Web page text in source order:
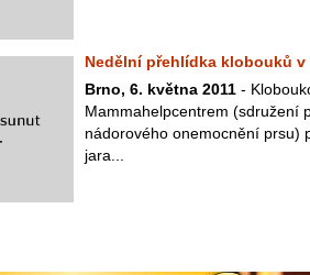
Nedělní přehlídka klobouků
Brno, 6. května 2011 -
Mammahelpcentrem (sdružení
nádorového onemocnění prsu)
jara...